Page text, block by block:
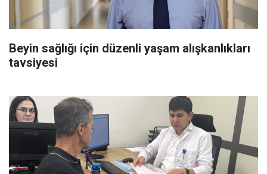
Beyin sağlığı için düzenli yaşam alışkanlıkları
tavsiyesi